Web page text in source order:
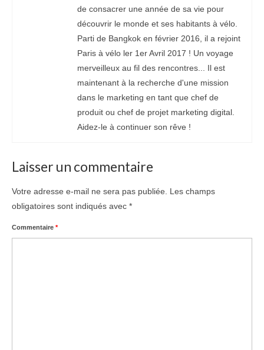
de consacrer une année de sa vie pour
découvrir le monde et ses habitants à vélo.
Parti de Bangkok en février 2016, il a rejoint
Paris à vélo ler 1er Avril 2017 ! Un voyage
merveilleux au fil des rencontres... Il est
maintenant à la recherche d'une mission
dans le marketing en tant que chef de
produit ou chef de projet marketing digital.
Aidez-le à continuer son rêve !
Laisser un commentaire
Votre adresse e-mail ne sera pas publiée.
Les champs
obligatoires sont indiqués avec *
Commentaire *